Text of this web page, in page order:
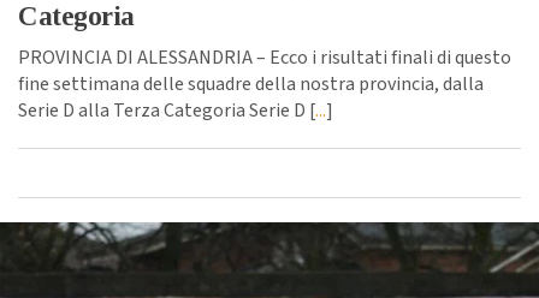
Categoria
PROVINCIA DI ALESSANDRIA – Ecco i risultati finali di questo
fine settimana delle squadre della nostra provincia, dalla
Serie D alla Terza Categoria Serie D [...]